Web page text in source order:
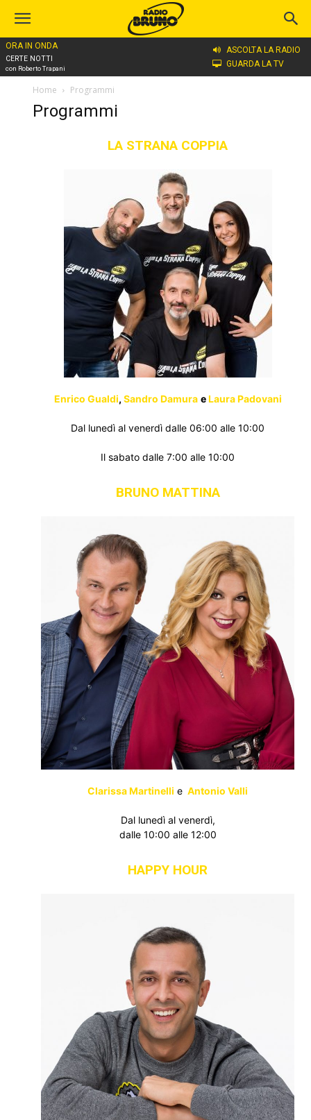
ORA IN ONDA
CERTE NOTTI
con Roberto Trapani
ASCOLTA LA RADIO
GUARDA LA TV
Home Programmi
Programmi
LA STRANA COPPIA
Enrico Gualdi, Sandro Damura eLaura Padovani
Dal lunedì al venerdì dalle 06:00 alle 10:00
Il sabato dalle 7:00 alle 10:00
BRUNO MATTINA
Clarissa Martinelli e Antonio Valli
Dal lunedì al venerdì,
dalle 10:00 alle 12:00
HAPPY HOUR